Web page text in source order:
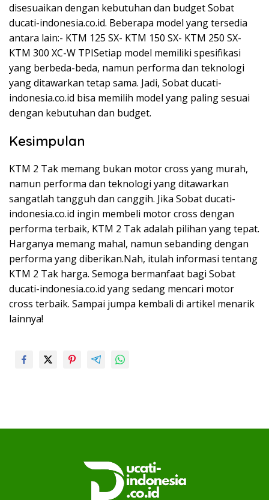
disesuaikan dengan kebutuhan dan budget Sobat
ducati-indonesia.co.id. Beberapa model yang tersedia
antara lain:- KTM 125 SX- KTM 150 SX- KTM 250 SX-
KTM 300 XC-W TPISetiap model memiliki spesifikasi
yang berbeda-beda, namun performa dan teknologi
yang ditawarkan tetap sama. Jadi, Sobat ducati-
indonesia.co.id bisa memilih model yang paling sesuai
dengan kebutuhan dan budget.
Kesimpulan
KTM 2 Tak memang bukan motor cross yang murah,
namun performa dan teknologi yang ditawarkan
sangatlah tangguh dan canggih. Jika Sobat ducati-
indonesia.co.id ingin membeli motor cross dengan
performa terbaik, KTM 2 Tak adalah pilihan yang tepat.
Harganya memang mahal, namun sebanding dengan
performa yang diberikan.Nah, itulah informasi tentang
KTM 2 Tak harga. Semoga bermanfaat bagi Sobat
ducati-indonesia.co.id yang sedang mencari motor
cross terbaik. Sampai jumpa kembali di artikel menarik
lainnya!